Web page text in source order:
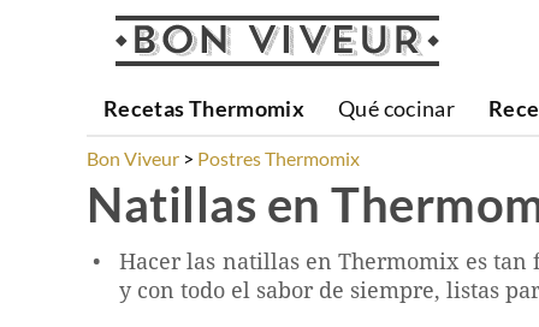
Recetas Thermomix Qué cocinar
Bon Viveur Postres Thermomix
Natillas en
Hacer las natillas en Thermomix es tan
y con todo el sabor de siempre, listas